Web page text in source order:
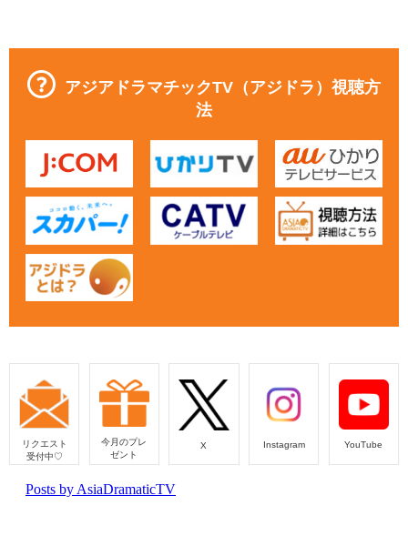
アジアドラマチックTV（アジドラ）視聴方
法
リクエスト
受付中♡
今月のプレ
ゼント
X Instagram YouTube